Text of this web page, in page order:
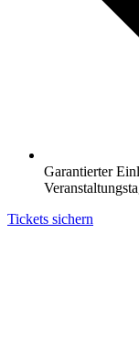
Garantierter
Tickets sichern